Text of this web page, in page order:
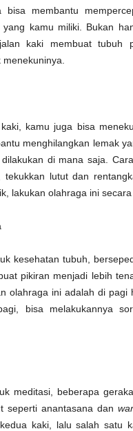
bisa membantu
yang kamu miliki. Bukan
kaki membuat tubuh
kamu juga bisa
menghilangkan lemak
di mana saja.
tekukkan lutut dan
lakukan olahraga ini
kesehatan tubuh,
pikiran menjadi lebih
olahraga ini adalah di pagi
bisa melakukannya
meditasi, beberapa
seperti anantasana dan
kaki, lalu salah satu